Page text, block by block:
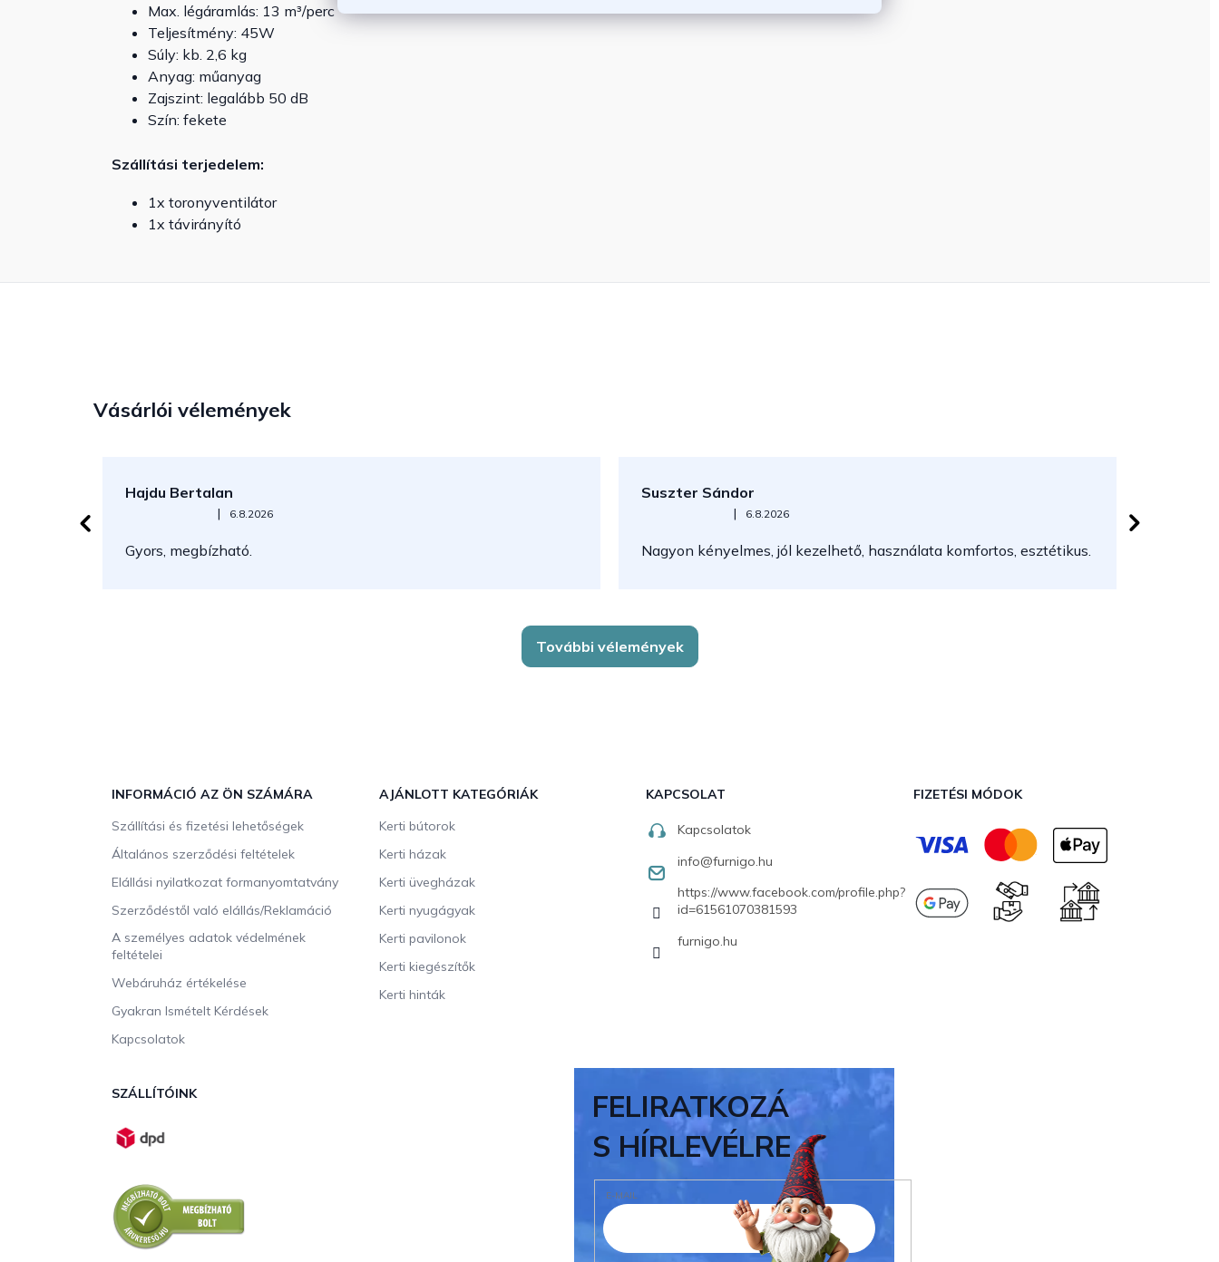
Max. légáramlás: 13 m³/perc
Teljesítmény: 45W
Súly: kb. 2,6 kg
Anyag: műanyag
Zajszint: legalább 50 dB
Szín: fekete
Szállítási terjedelem:
1x toronyventilátor
1x távirányító
Vásárlói vélemények
Hajdu Bertalan
Az áruház értékelése 5-ből 5 csillag.
| 6.8.2026
Gyors, megbízható.
Suszter Sándor
Az áruház értékelése 5-ből 5 csillag.
| 6.8.2026
Nagyon kényelmes, jól kezelhető, használata komfortos, esztétikus.
További vélemények
INFORMÁCIÓ AZ ÖN SZÁMÁRA
Szállítási és fizetési lehetőségek
Általános szerződési feltételek
Elállási nyilatkozat formanyomtatvány
Szerződéstől való elállás/Reklamáció
A személyes adatok védelmének
feltételei
Webáruház értékelése
Gyakran Ismételt Kérdések
Kapcsolatok
AJÁNLOTT KATEGÓRIÁK
Kerti bútorok
Kerti házak
Kerti üvegházak
Kerti nyugágyak
Kerti pavilonok
Kerti kiegészítők
Kerti hinták
KAPCSOLAT
Kapcsolatok
info@furnigo.hu
https://www.facebook.com/profile.php?
id=61561070381593
furnigo.hu
FIZETÉSI MÓDOK
SZÁLLÍTÓINK
FELIRATKOZÁ
S HÍRLEVÉLRE
E-MAIL